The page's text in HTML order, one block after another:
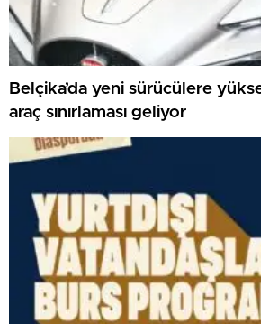
Belçika’da yeni sürücülere
araç sınırlaması geliyor